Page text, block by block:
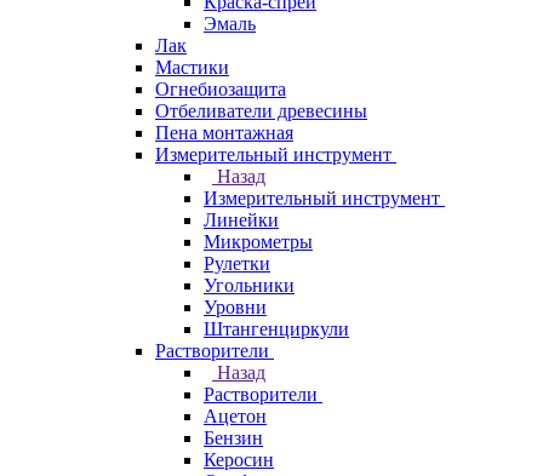
Эмаль
Лак
Мастики
Огнебиозащита
Отбеливатели древесины
Пена монтажная
Измерительный инструмент
Назад
Измерительный инструмент
Линейки
Микрометры
Рулетки
Угольники
Уровни
Штангенциркули
Растворители
Назад
Растворители
Ацетон
Бензин
Керосин